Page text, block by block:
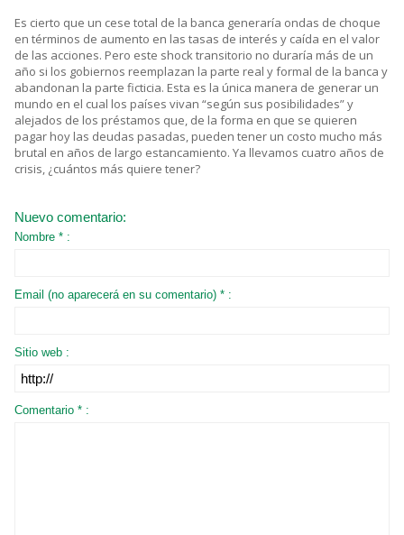
Es cierto que un cese total de la banca generaría ondas de choque
en términos de aumento en las tasas de interés y caída en el valor
de las acciones. Pero este shock transitorio no duraría más de un
año si los gobiernos reemplazan la parte real y formal de la banca y
abandonan la parte ficticia. Esta es la única manera de generar un
mundo en el cual los países vivan “según sus posibilidades” y
alejados de los préstamos que, de la forma en que se quieren
pagar hoy las deudas pasadas, pueden tener un costo mucho más
brutal en años de largo estancamiento. Ya llevamos cuatro años de
crisis, ¿cuántos más quiere tener?
Nuevo comentario:
Nombre * :
Email (no aparecerá en su comentario) * :
Sitio web :
Comentario * :